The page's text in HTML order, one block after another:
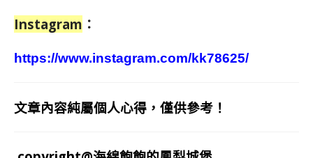
Instagram ：
https://www.instagram.com/kk78625/
文章內容純屬個人心得，僅供參考！